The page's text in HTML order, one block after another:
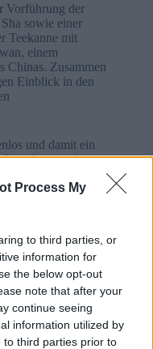
Process My
to third parties, or
information for
the below opt-out
note that after your
continue seeing
information utilized by
to third parties prior to
Vorführung der
sowie einer
Teekanne mit
einem
Chinas. Zusammen
Einblick in den
und damit ein
Auswanderer
Budapest